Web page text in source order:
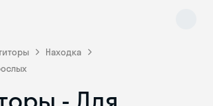
Находка